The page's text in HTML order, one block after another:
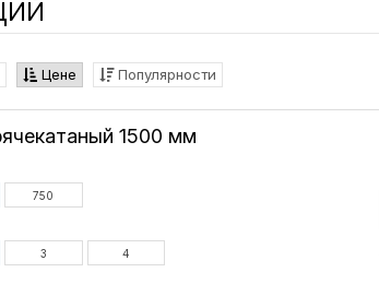
Цене Популярности
1500 мм
750
3 4